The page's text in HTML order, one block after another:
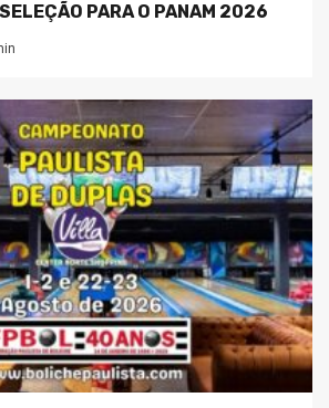
PARA O PANAM 2026